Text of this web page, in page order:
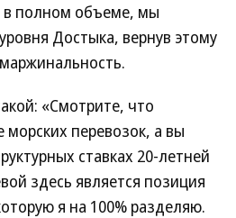
в полном объеме, мы
Достыка, вернув этому
«Смотрите, что
перевозок, а вы
ставках 20-летней
здесь является позиция
я на 100% разделяю.